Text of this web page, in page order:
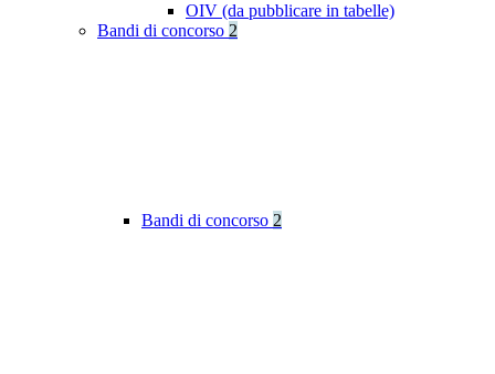
OIV (da pubblicare in tabelle)
Bandi di concorso 2
Bandi di concorso 2